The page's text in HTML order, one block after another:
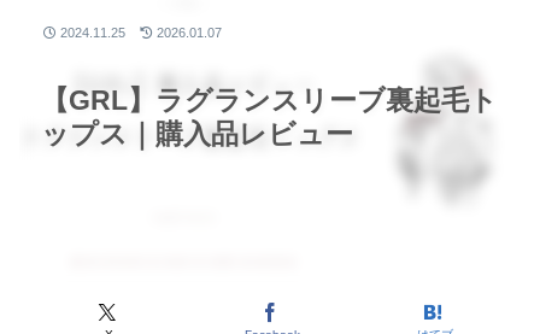
【GRL】ラグランスリーブ裏起毛ト
ップス｜購入品レビュー
2024.11.25 2026.01.07